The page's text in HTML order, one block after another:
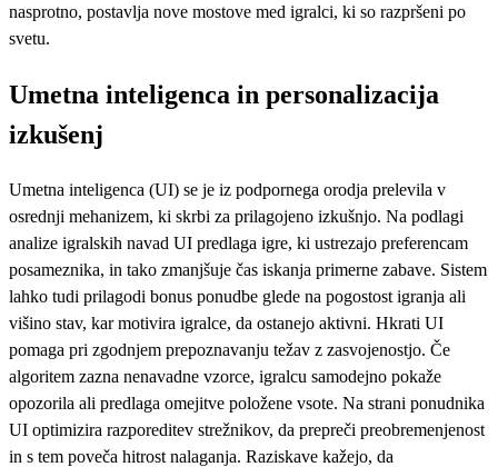
nasprotno, postavlja nove mostove med igralci, ki so razpršeni po
svetu.
Umetna inteligenca in personalizacija
izkušenj
Umetna inteligenca (UI) se je iz podpornega orodja prelevila v
osrednji mehanizem, ki skrbi za prilagojeno izkušnjo. Na podlagi
analize igralskih navad UI predlaga igre, ki ustrezajo preferencam
posameznika, in tako zmanjšuje čas iskanja primerne zabave. Sistem
lahko tudi prilagodi bonus ponudbe glede na pogostost igranja ali
višino stav, kar motivira igralce, da ostanejo aktivni. Hkrati UI
pomaga pri zgodnjem prepoznavanju težav z zasvojenostjo. Če
algoritem zazna nenavadne vzorce, igralcu samodejno pokaže
opozorila ali predlaga omejitve položene vsote. Na strani ponudnika
UI optimizira razporeditev strežnikov, da prepreči preobremenjenost
in s tem poveča hitrost nalaganja. Raziskave kažejo, da